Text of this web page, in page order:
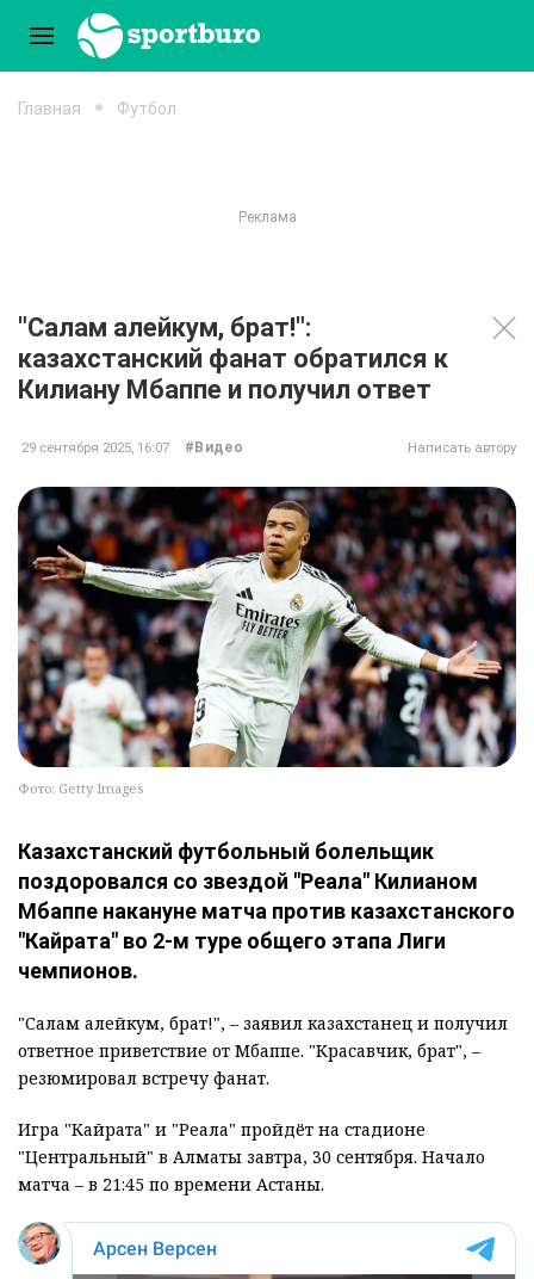
Главная Футбол
"Салам алейкум, брат!":
казахстанский фанат обратился к
Килиану Мбаппе и получил ответ
29 сентября 2025, 16:07 #Видео Написать автору
Фото: Getty Images
Казахстанский футбольный болельщик
поздоровался со звездой "Реала" Килианом
Мбаппе накануне матча против казахстанского
"Кайрата" во 2-м туре общего этапа Лиги
чемпионов.
"Салам алейкум, брат!", – заявил казахстанец и получил
ответное приветствие от Мбаппе. "Красавчик, брат", –
резюмировал встречу фанат.
Игра "Кайрата" и "Реала" пройдёт на стадионе
"Центральный" в Алматы завтра, 30 сентября. Начало
матча – в 21:45 по времени Астаны.